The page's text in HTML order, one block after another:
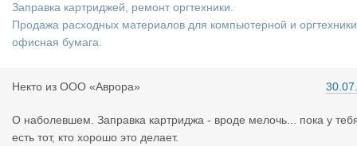
Заправка картриджей, ремонт оргтехники.
Продажа расходных материалов для компьютерной и
офисная бумага.
Некто из ООО «Аврора»
О наболевшем. Заправка картриджа - вроде мелочь... пока у
есть тот, кто хорошо это делает.